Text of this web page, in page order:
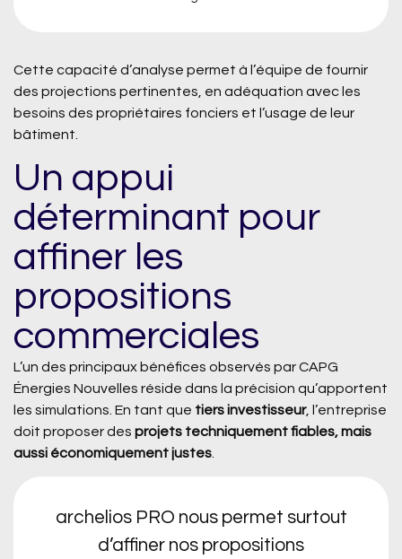
Cette capacité d’analyse permet à l’équipe de fournir
des projections pertinentes, en adéquation avec les
besoins des propriétaires fonciers et l’usage de leur
bâtiment.
Un appui
déterminant pour
affiner les
propositions
commerciales
L’un des principaux bénéfices observés par CAPG
Énergies Nouvelles réside dans la précision qu’apportent
les simulations. En tant que tiers investisseur, l’entreprise
doit proposer des projets techniquement fiables, mais
aussi économiquement justes
archelios PRO nous permet surtout
d’affiner nos propositions